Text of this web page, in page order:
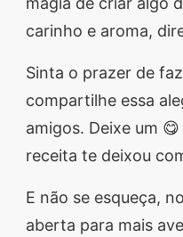
carinho e aroma,
Sinta o prazer de
compartilhe essa
amigos. Deixe um
receita te deixou
E não se esqueça,
aberta para mais